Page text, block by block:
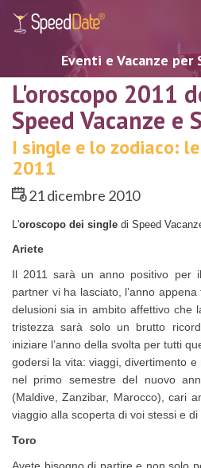
Eventi e Vacanze per
L'oroscopo 2011
Speed Vacanze e
I single e lo zodiaco:
2011
21 dicembre 2010
L'oroscopo dei single di Speed
Ariete
Il 2011 sarà un anno positivo per
partner vi ha lasciato, l’anno
delusioni sia in ambito affettivo che
tristezza sarà solo un brutto
iniziare l’anno della svolta per tutti
godersi la vita: viaggi, divertimento
nel primo semestre del nuovo
(Maldive, Zanzibar, Marocco), cari
viaggio alla scoperta di voi stessi e
Toro